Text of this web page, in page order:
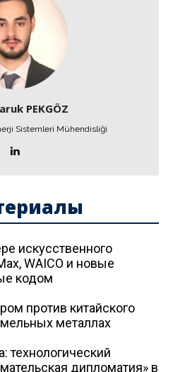
PEKGÖZ
Sistemleri Mühendisliği
искусственного
WAICO и новые
кодом
против китайского
металлах
технологический
дипломатия» в